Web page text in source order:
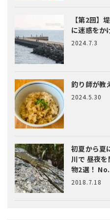
【第2回】
に迷惑をか
2024.7.3
釣り師が教
2024.5.30
初夏から夏
川で 昼夜
物2選！
2018.7.18